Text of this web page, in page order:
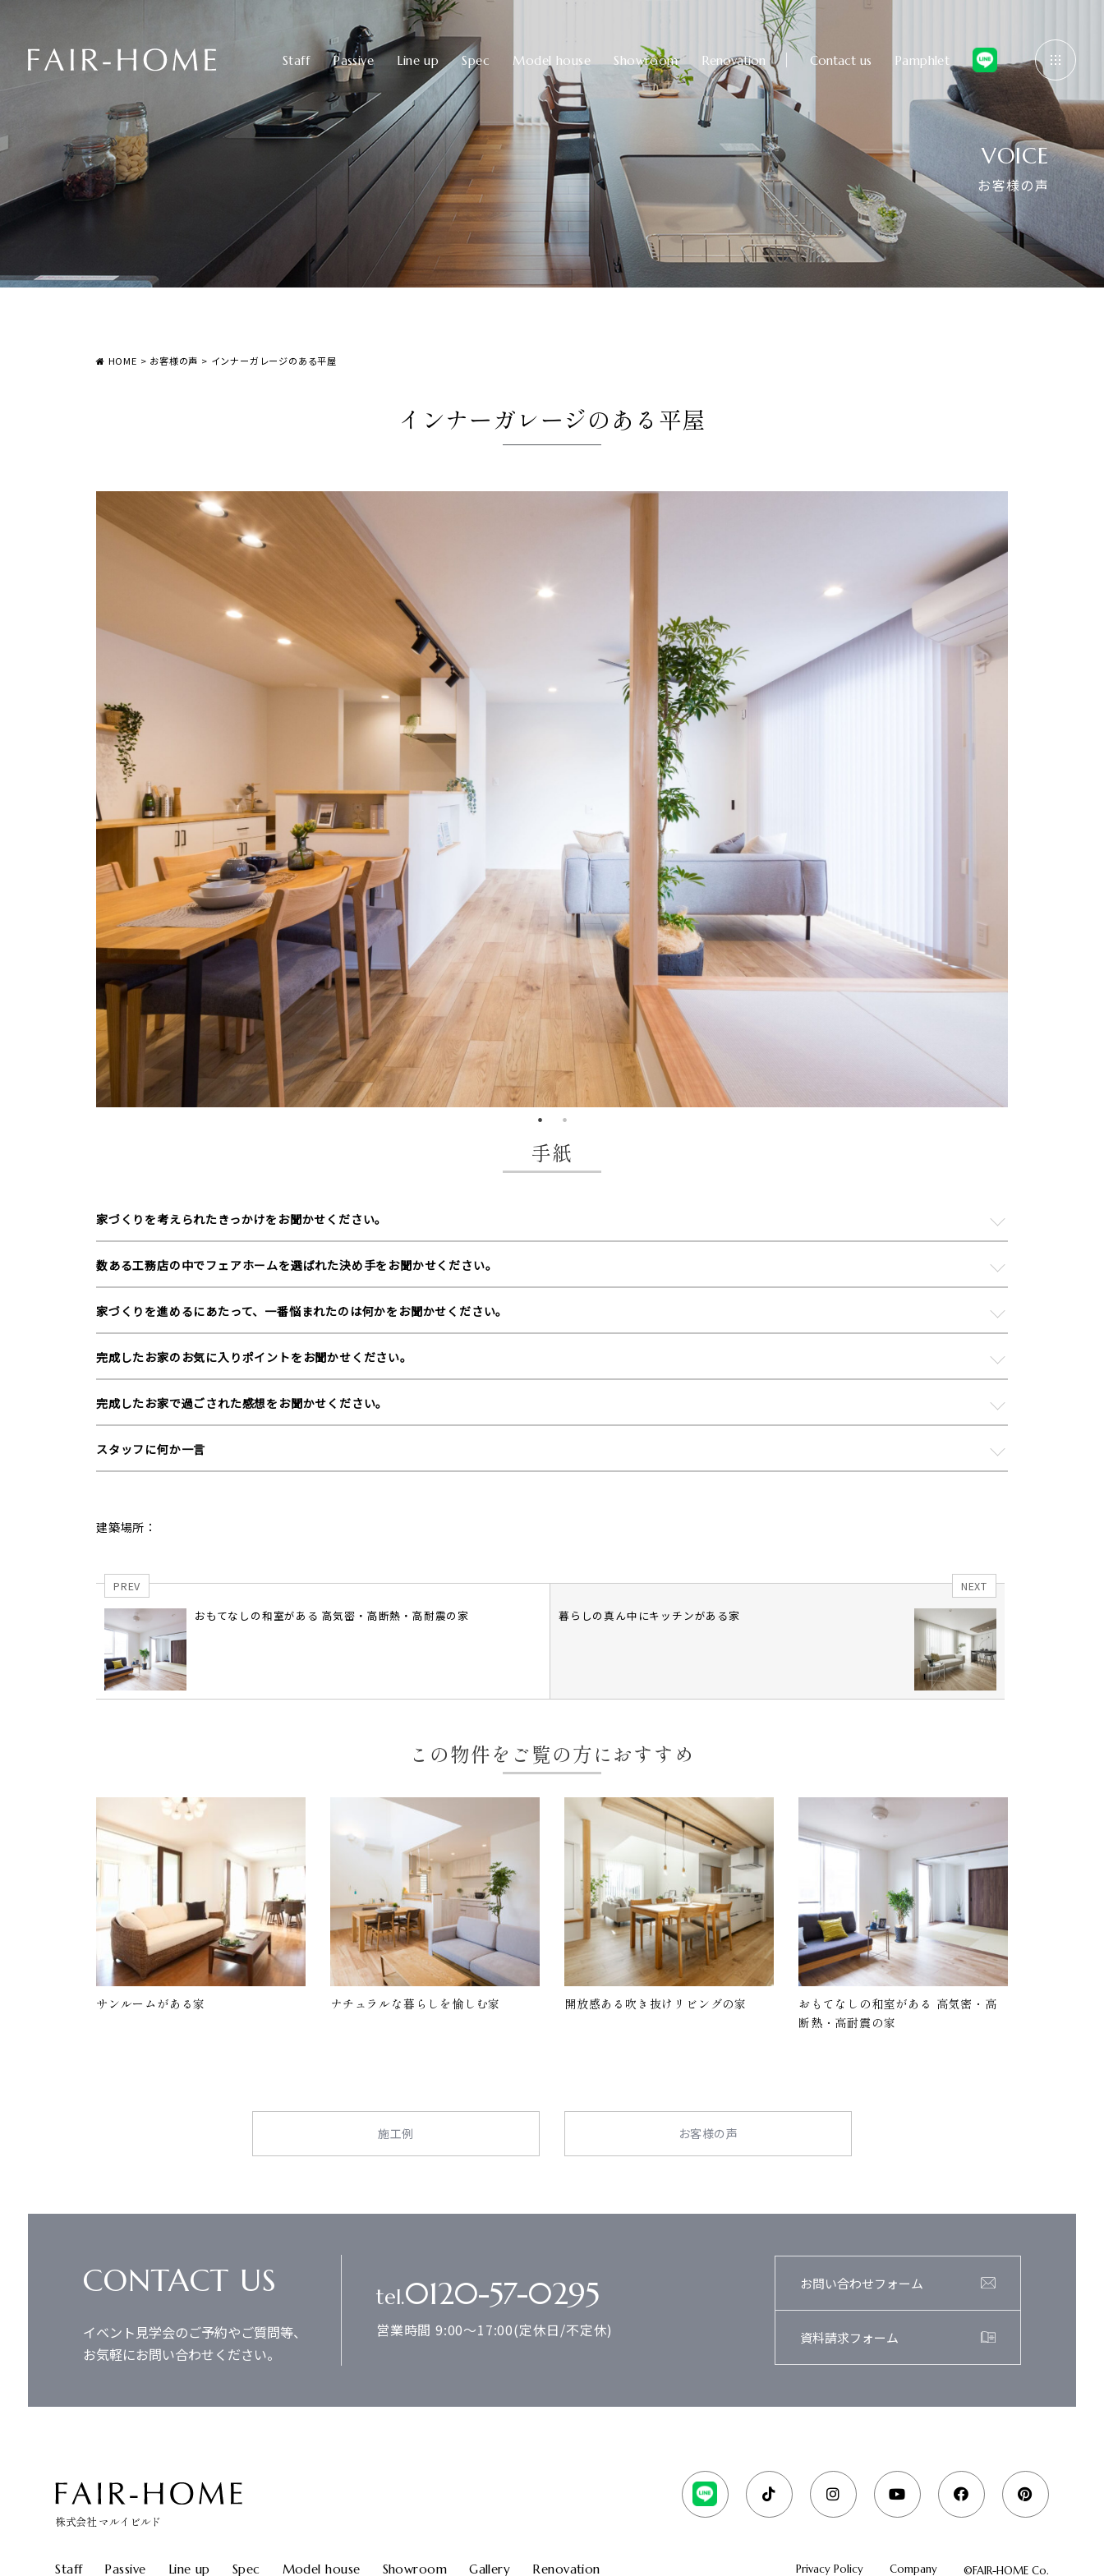
Staff Passive Line up Spec Model house Showroom Renovation Contact us Pamphlet
VOICE
お客様の声
HOME > お客様の声 > インナーガレージのある平屋
インナーガレージのある平屋
手紙
家づくりを考えられたきっかけをお聞かせください。
数ある工務店の中でフェアホームを選ばれた決め手をお聞かせください。
家づくりを進めるにあたって、一番悩まれたのは何かをお聞かせください。
完成したお家のお気に入りポイントをお聞かせください。
完成したお家で過ごされた感想をお聞かせください。
スタッフに何か一言
建築場所：
PREV
おもてなしの和室がある 高気密・高断熱・高耐震の家
NEXT
暮らしの真ん中にキッチンがある家
この物件をご覧の方におすすめ
サンルームがある家 ナチュラルな暮らしを愉しむ家 開放感ある吹き抜けリビングの家
おもてなしの和室がある 高気密・高
断熱・高耐震の家
施工例 お客様の声
CONTACT US
イベント見学会のご予約やご質問等、
お気軽にお問い合わせください。
tel.0120-57-0295
営業時間 9:00～17:00(定休日/不定休)
お問い合わせフォーム
資料請求フォーム
株式会社 マルイビルド
Staff Passive Line up Spec Model house Showroom Gallery Renovation Privacy Policy Company ©FAIR-HOME Co.